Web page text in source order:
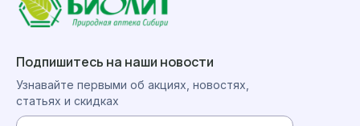
Подпишитесь на наши новости
Узнавайте первыми об акциях, новостях,
статьях и скидках